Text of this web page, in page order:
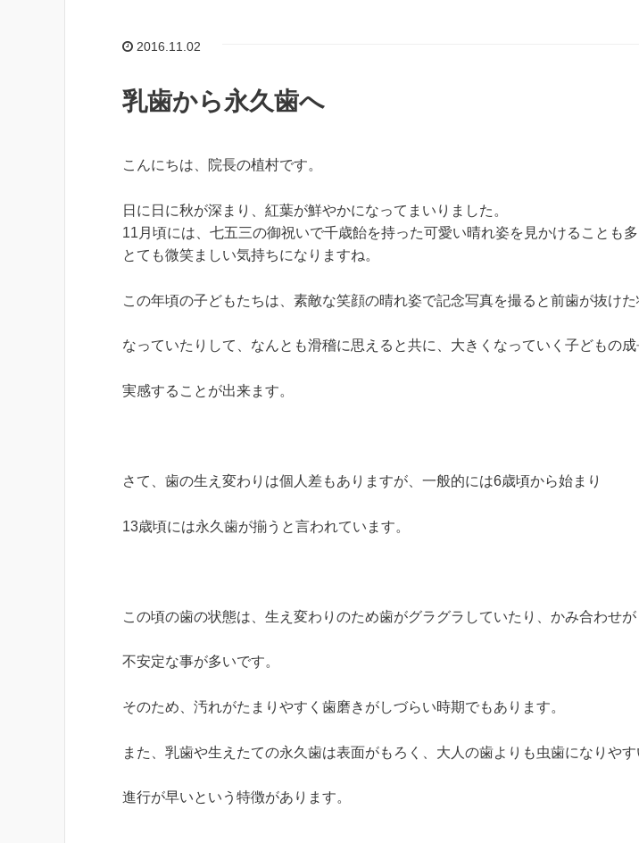
2016.11.02
乳歯から永久歯へ
こんにちは、院長の植村です。
日に日に秋が深まり、紅葉が鮮やかになってまいりました。
11月頃には、七五三の御祝いで千歳飴を持った可愛い晴れ姿を見かけることも多
とても微笑ましい気持ちになりますね。
この年頃の子どもたちは、素敵な笑顔の晴れ姿で記念写真を撮ると前歯が抜けた
なっていたりして、なんとも滑稽に思えると共に、大きくなっていく子どもの成
実感することが出来ます。
さて、歯の生え変わりは個人差もありますが、一般的には6歳頃から始まり
13歳頃には永久歯が揃うと言われています。
この頃の歯の状態は、生え変わりのため歯がグラグラしていたり、かみ合わせが
不安定な事が多いです。
そのため、汚れがたまりやすく歯磨きがしづらい時期でもあります。
また、乳歯や生えたての永久歯は表面がもろく、大人の歯よりも虫歯になりやす
進行が早いという特徴があります。